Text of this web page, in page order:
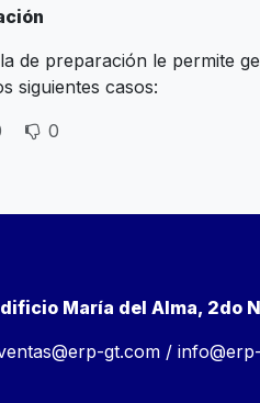
de preparación le permite
siguientes casos:
0
María del Alma, 2do
gt.com /